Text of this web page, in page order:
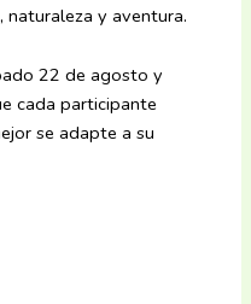
y aventura.
22 de agosto y
cada participante
se adapte a su